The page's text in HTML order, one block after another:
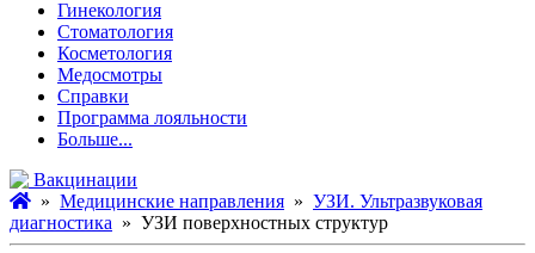
Гинекология
Стоматология
Косметология
Медосмотры
Справки
Программа лояльности
Больше...
Вакцинации
» Медицинские направления » УЗИ. Ультразвуковая
диагностика » УЗИ поверхностных структур